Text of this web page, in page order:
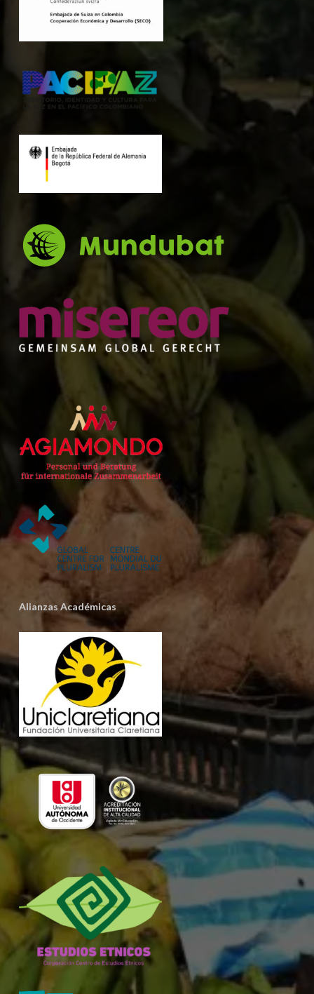
Alianzas Académicas